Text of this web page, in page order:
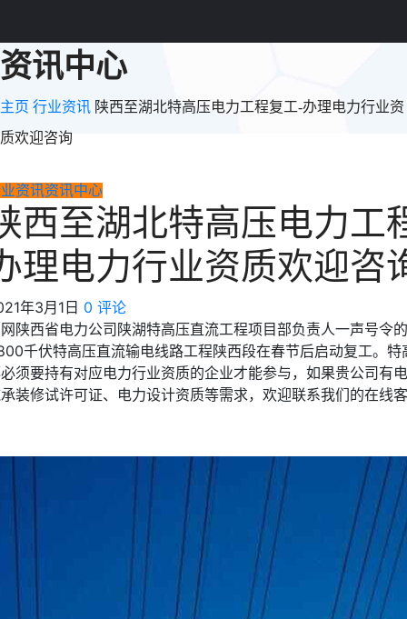
资讯中心
主页 行业资讯 陕西至湖北特高压电力工程复工-办理电力行业资
质欢迎咨询
资讯资讯中心
西至湖北特高压电力工
理电力行业资质欢迎咨
年3月1日 0 评论
陕西省电力公司陕湖特高压直流工程项目部负责人一声号令
千伏特高压直流输电线路工程陕西段在春节后启动复工。特
须要持有对应电力行业资质的企业才能参与，如果贵公司有
装修试许可证、电力设计资质等需求，欢迎联系我们的在线